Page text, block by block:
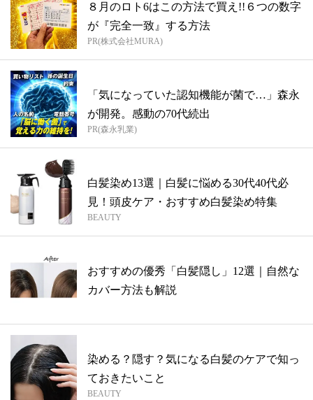
８月のロト6はこの方法で買え!!６つの数字
が『完全一致』する方法
PR(株式会社MURA)
「気になっていた認知機能が菌で…」森永
が開発。感動の70代続出
PR(森永乳業)
白髪染め13選｜白髪に悩める30代40代必
見！頭皮ケア・おすすめ白髪染め特集
BEAUTY
おすすめの優秀「白髪隠し」12選｜自然な
カバー方法も解説
染める？隠す？気になる白髪のケアで知っ
ておきたいこと
BEAUTY